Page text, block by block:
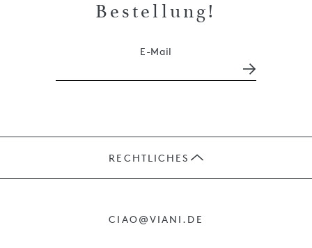
Bestellung!
E-Mail
RECHTLICHES
CIAO@VIANI.DE